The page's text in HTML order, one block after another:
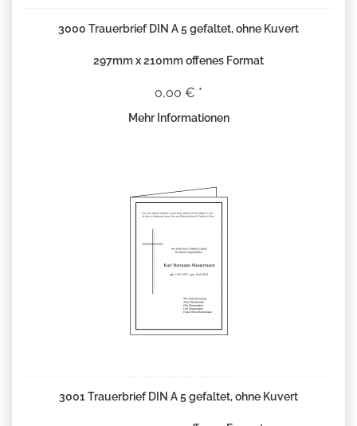
3000 Trauerbrief DIN A 5 gefaltet, ohne Kuvert
297mm x 210mm offenes Format
0,00 € *
Mehr Informationen
3001 Trauerbrief DIN A 5 gefaltet, ohne Kuvert